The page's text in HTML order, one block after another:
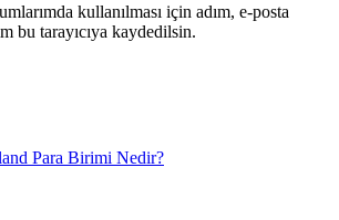
kullanılması için adım, e-posta
bu tarayıcıya kaydedilsin.